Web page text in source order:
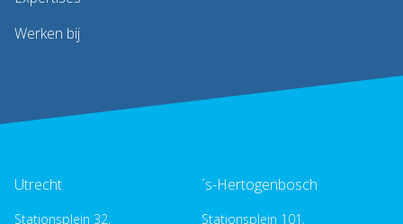
Werken bij
Utrecht
Stationsplein 32,
´s-Hertogenbosch
Stationsplein 101,